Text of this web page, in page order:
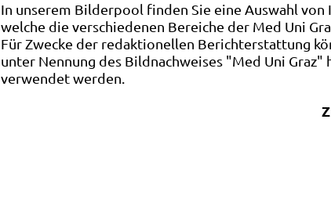
In unserem Bilderpool finden Sie eine Auswahl von
welche die verschiedenen Bereiche der Med Uni
Für Zwecke der redaktionellen Berichterstattung
unter Nennung des Bildnachweises "Med Uni Graz"
verwendet werden.